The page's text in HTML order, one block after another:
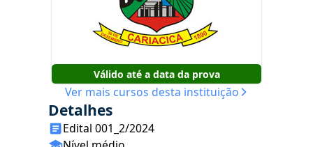
Válido até a data da prova
Ver mais cursos desta instituição
Detalhes
Edital 001_2/2024